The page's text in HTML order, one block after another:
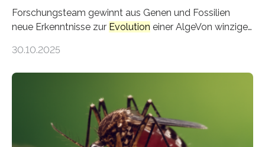
Forschungsteam gewinnt aus Genen und Fossilien
neue Erkenntnisse zur Evolution einer AlgeVon winzigen
Landpflanzen zählen zu den komplexesten
Grünalgen, die vor Hunderten von Millionen Jahren
lebten. Unter den Vorfahren sticht eine Gruppe heraus,
die noch heute in der Natur vorkommt: die
Süßwasseralge Coleochaetophyceae. Einige Arten
30.10.2025